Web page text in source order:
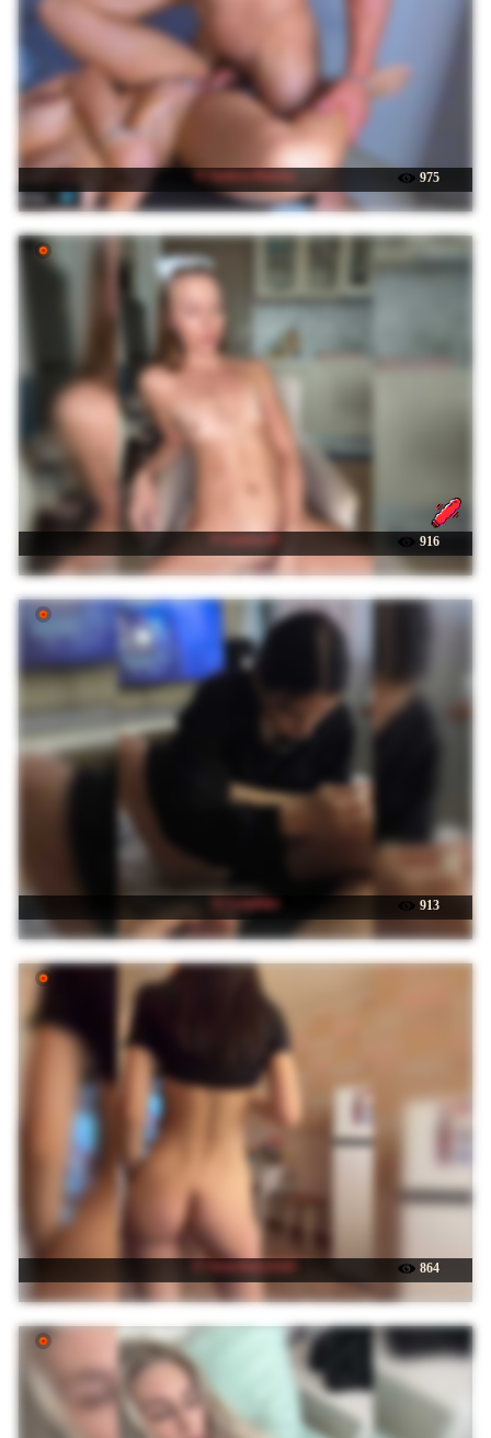
☉ AndrewHarriss 975
☉ Linnea-67 916
☉ Lyoublue 913
☉ StrawberryGirl- 864